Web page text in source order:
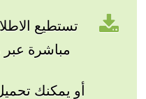
تستطيع
مباشرة عبر
أو يمكنك